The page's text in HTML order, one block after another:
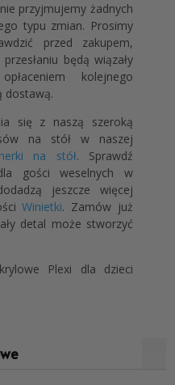
przyjmujemy żadnych
typu zmian. Prosimy
przed zakupem,
będą wiązały
kolejnego
dostawą.
się z naszą szeroką
na stół w naszej
na stół. Sprawdź
gości weselnych w
jeszcze więcej
Winietki. Zamów już
detal może stworzyć
Plexi dla dzieci